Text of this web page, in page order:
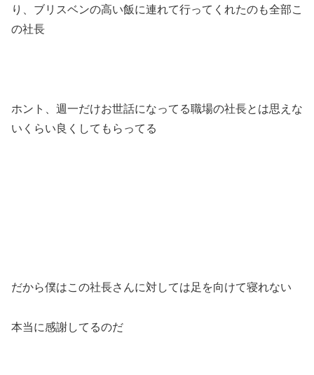
り、ブリスベンの高い飯に連れて行ってくれたのも全部こ
の社長
ホント、週一だけお世話になってる職場の社長とは思えな
いくらい良くしてもらってる
だから僕はこの社長さんに対しては足を向けて寝れない
本当に感謝してるのだ